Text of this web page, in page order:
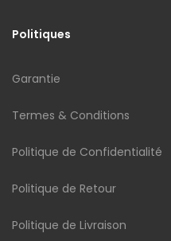
Politiques
Garantie
Termes & Conditions
Politique de Confidentialité
Politique de Retour
Politique de Livraison